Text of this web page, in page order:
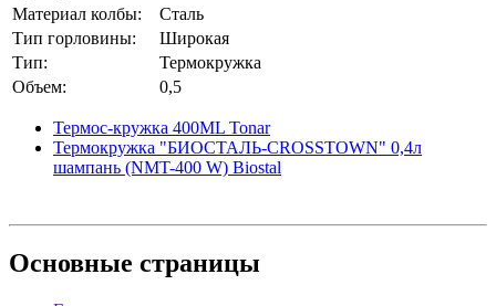
Материал колбы:
Сталь
Тип горловины:
Широкая
Тип:
Термокружка
Объем:
0,5
Термос-кружка 400ML Tonar
Термокружка "БИОСТАЛЬ-CROSSTOWN" 0,4л
шампань (NMT-400 W) Biostal
Основные страницы